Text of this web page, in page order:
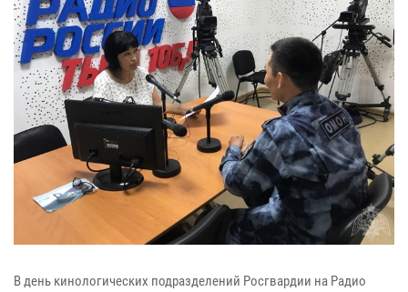
В день кинологических подразделений Росгвардии на Радио